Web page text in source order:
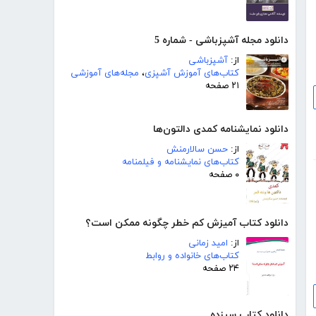
دانلود مجله آشپزباشی - شماره 5
از: آشپزباشی
کتاب‌های آموزش آشپزی، مجله‌های آموزشی
۲۱ صفحه
دانلود نمایشنامه کمدی دالتون‌ها
از: حسن سالارمنش
کتاب‌های نمایشنامه و فیلمنامه
۰ صفحه
دانلود کتاب آمیزش کم خطر چگونه ممکن است؟
از: امید زمانی
کتاب‌های خانواده و روابط
۲۴ صفحه